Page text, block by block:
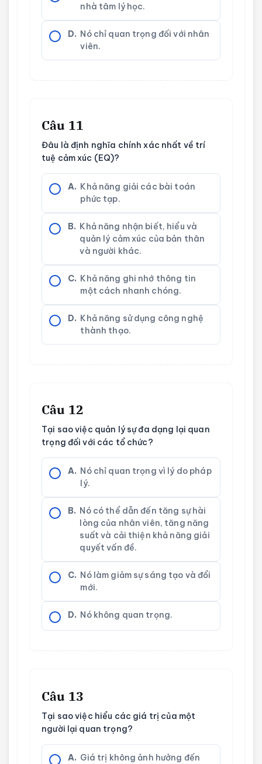
nhà tâm lý học.
D. Nó chỉ quan trọng đối với nhân
viên.
Câu 11
Đâu là định nghĩa chính xác nhất về trí
tuệ cảm xúc (EQ)?
A. Khả năng giải các bài toán
phức tạp.
B. Khả năng nhận biết, hiểu và
quản lý cảm xúc của bản thân
và người khác.
C. Khả năng ghi nhớ thông tin
một cách nhanh chóng.
D. Khả năng sử dụng công nghệ
thành thạo.
Câu 12
Tại sao việc quản lý sự đa dạng lại quan
trọng đối với các tổ chức?
A. Nó chỉ quan trọng vì lý do pháp
lý.
B. Nó có thể dẫn đến tăng sự hài
lòng của nhân viên, tăng năng
suất và cải thiện khả năng giải
quyết vấn đề.
C. Nó làm giảm sự sáng tạo và đổi
mới.
D. Nó không quan trọng.
Câu 13
Tại sao việc hiểu các giá trị của một
người lại quan trọng?
A. Giá trị không ảnh hưởng đến